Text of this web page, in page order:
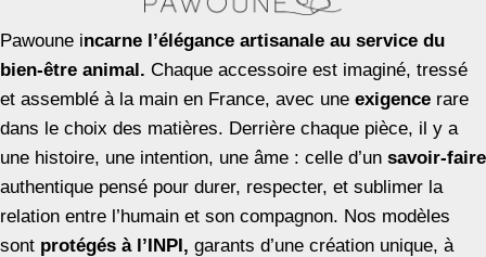
Pawoune incarne l’élégance artisanale au service du
bien-être animal. Chaque accessoire est imaginé, tressé
et assemblé à la main en France, avec une exigence rare
dans le choix des matières. Derrière chaque pièce, il y a
une histoire, une intention, une âme : celle d’un savoir-faire
authentique pensé pour durer, respecter, et sublimer la
relation entre l’humain et son compagnon. Nos modèles
sont protégés à l’INPI, garants d’une création unique, à